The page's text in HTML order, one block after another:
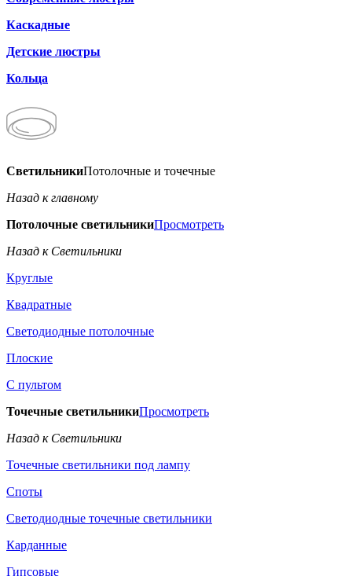
Каскадные
Детские люстры
Кольца
СветильникиПотолочные и точечные
Назад к главному
Потолочные светильникиПросмотреть
Назад к Светильники
Круглые
Квадратные
Светодиодные потолочные
Плоские
С пультом
Точечные светильникиПросмотреть
Назад к Светильники
Точечные светильники под лампу
Споты
Светодиодные точечные светильники
Карданные
Гипсовые